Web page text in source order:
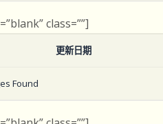
class=””]
更新日期
Found